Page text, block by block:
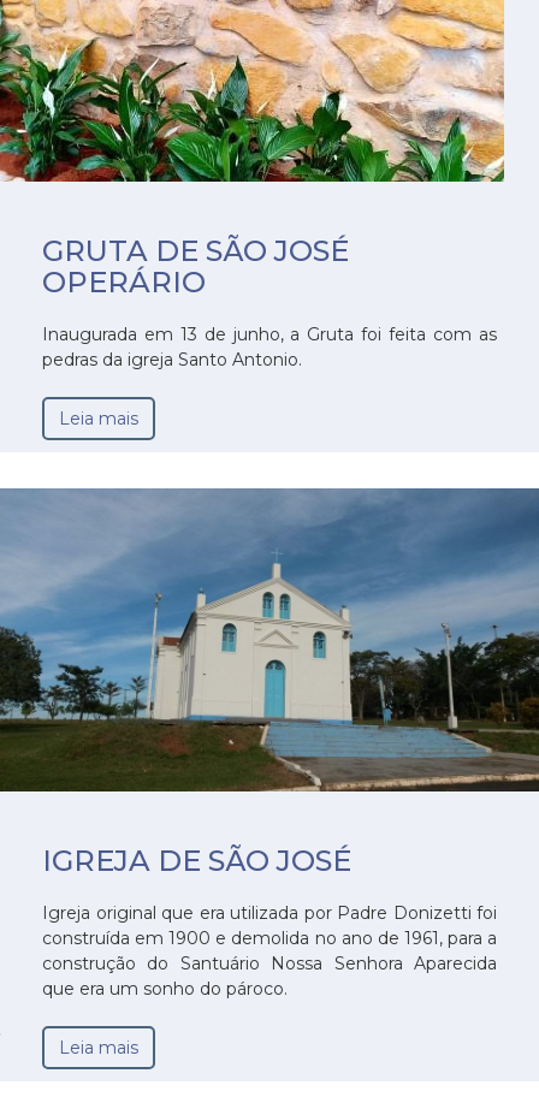
GRUTA DE SÃO JOSÉ
OPERÁRIO
Inaugurada em 13 de junho, a Gruta foi feita com as
pedras da igreja Santo Antonio.
Leia mais
IGREJA DE SÃO JOSÉ
Igreja original que era utilizada por Padre Donizetti foi
construída em 1900 e demolida no ano de 1961, para a
construção do Santuário Nossa Senhora Aparecida
que era um sonho do pároco.
Leia mais